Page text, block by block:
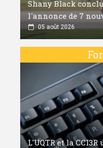
Shany Black
l'annonce de 7
05 août 2026
L'UQTR et la